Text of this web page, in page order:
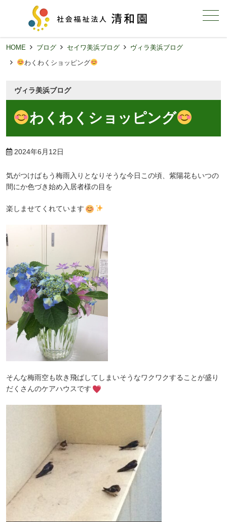
メニュー
HOME ブログ セイワ美浜ブログ
ヴィラ美浜ブログ
わくわくショッピング
ヴィラ美浜ブログ
わくわくショッピング
2024年6月12日
気がつけばもう梅雨入りとなりそうな今日この頃、紫陽花もいつの
間にか色づき始め入居者様の目を
楽しませてくれています
そんな梅雨空も吹き飛ばしてしまいそうなワクワクすることが盛り
だくさんのケアハウスです